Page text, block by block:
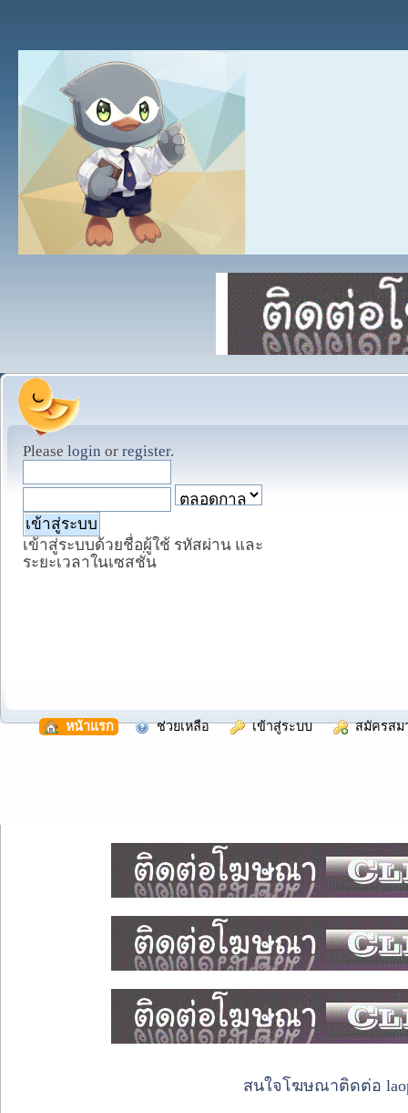
Please login or register.
เข้าสู่ระบบด้วยชื่อผู้ใช้ รหัสผ่าน และ
ระยะเวลาในเซสชั่น
หน้าแรก ช่วยเหลือ เข้าสู่ระบบ สมัครสม
สนใจโฆษณาติดต่อ